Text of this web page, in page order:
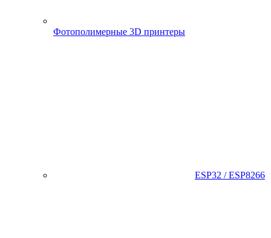
Фотополимерные 3D принтеры
ESP32 / ESP8266